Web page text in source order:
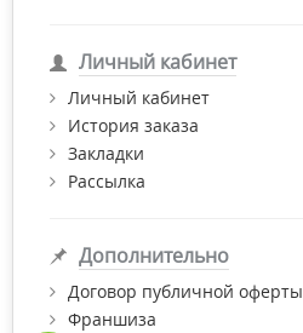
Личный кабинет
Личный кабинет
История заказа
Закладки
Рассылка
Дополнительно
Договор публичной оферты
Франшиза